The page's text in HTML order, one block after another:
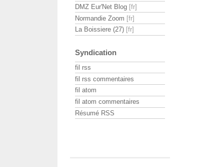
DMZ Eur'Net Blog
Normandie Zoom
La Boissiere (27)
Syndication
fil rss
fil rss commentaires
fil atom
fil atom commentaires
Résumé RSS